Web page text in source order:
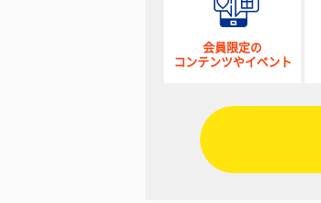
会員限定の
コンテンツやイベント